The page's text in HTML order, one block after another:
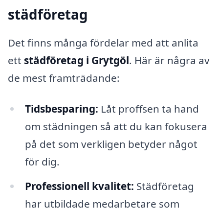
städföretag
Det finns många fördelar med att anlita
ett städföretag i Grytgöl. Här är några av
de mest framträdande:
Tidsbesparing: Låt proffsen ta hand
om städningen så att du kan fokusera
på det som verkligen betyder något
för dig.
Professionell kvalitet: Städföretag
har utbildade medarbetare som